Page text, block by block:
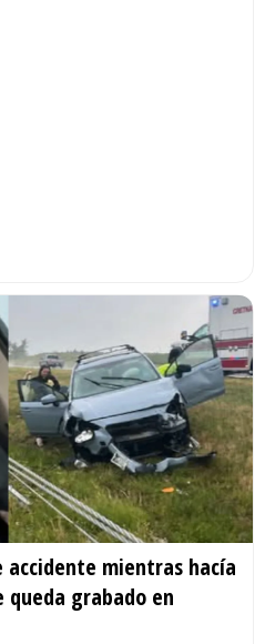
mientras hacía
queda grabado en